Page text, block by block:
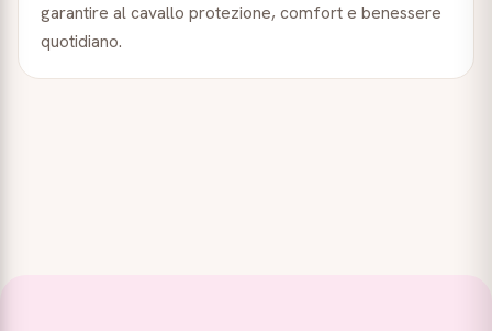
garantire al cavallo protezione, comfort e benessere
quotidiano.